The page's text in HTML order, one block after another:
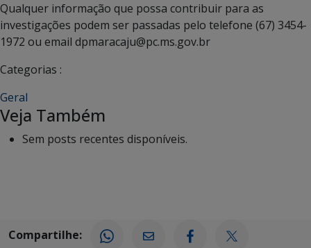
Qualquer informação que possa contribuir para as
investigações podem ser passadas pelo telefone (67) 3454-
1972 ou email dpmaracaju@pc.ms.gov.br
Categorias :
Geral
Veja Também
Sem posts recentes disponíveis.
Compartilhe: